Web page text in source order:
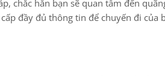
, chắc hẳn bạn sẽ quan tâm đến
đầy đủ thông tin để chuyến đi của